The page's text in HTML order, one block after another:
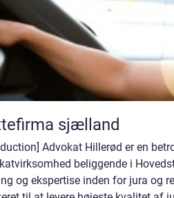
sjælland
Advokat Hillerød er en
beliggende i
og ekspertise inden for jura og